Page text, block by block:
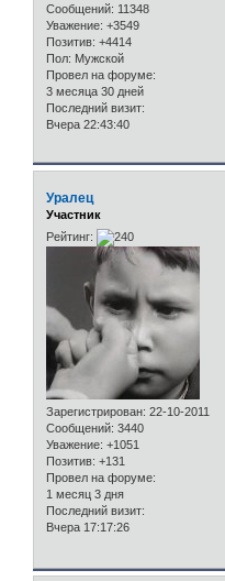
Сообщений: 11348
Уважение: +3549
Позитив: +4414
Пол: Мужской
Провел на форуме:
3 месяца 30 дней
Последний визит:
Вчера 22:43:40
Уралец
Участник
Рейтинг:
Зарегистрирован: 22-10-2011
Сообщений: 3440
Уважение: +1051
Позитив: +131
Провел на форуме:
1 месяц 3 дня
Последний визит:
Вчера 17:17:26